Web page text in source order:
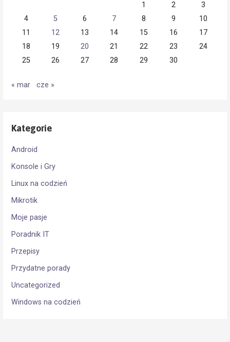
1 2
3
4
5 6 7 8 9
10
11
12 13 14 15 16
17
18
19 20 21 22 23
24
25
26 27 28 29 30
« mar cze »
Kategorie
Android
Konsole i Gry
Linux na codzień
Mikrotik
Moje pasje
Poradnik IT
Przepisy
Przydatne porady
Uncategorized
Windows na codzień